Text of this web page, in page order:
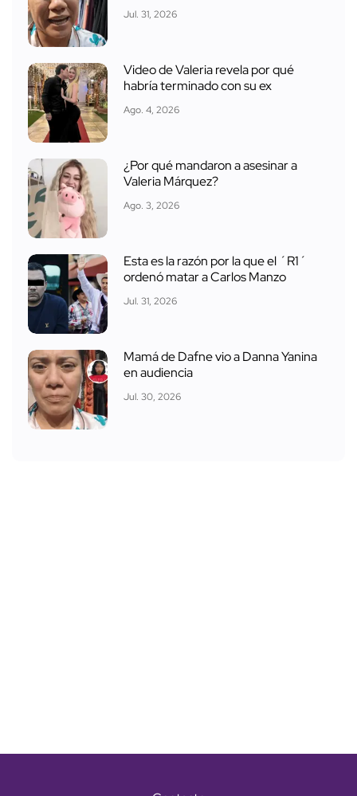
Jul. 31, 2026
Video de Valeria revela por qué
habría terminado con su ex
Ago. 4, 2026
¿Por qué mandaron a asesinar a
Valeria Márquez?
Ago. 3, 2026
Esta es la razón por la que el ´R1´
ordenó matar a Carlos Manzo
Jul. 31, 2026
Mamá de Dafne vio a Danna Yanina
en audiencia
Jul. 30, 2026